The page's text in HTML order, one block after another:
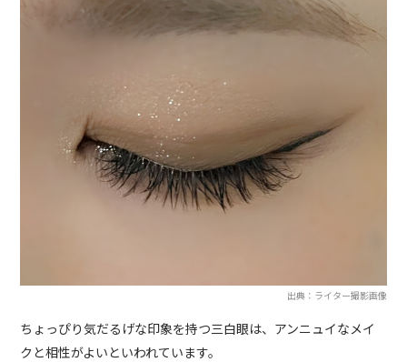
出典：ライター撮影画像
ちょっぴり気だるげな印象を持つ三白眼は、アンニュイなメイ
クと相性がよいといわれています。